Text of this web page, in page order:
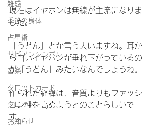
雑感
季節の身体
占星術
サビアンシンボル
音楽
タロットカード
タロット
お知らせ
現在はイヤホンは無線が主流になりま
した。
「うどん」とか言う人いますね。耳か
ら白いイヤホンが垂れ下がっているの
が「うどん」みたいなんでしょうね。
作られた経緯は、音質よりもファッシ
ョン性を高めようとのことらしいで
す。